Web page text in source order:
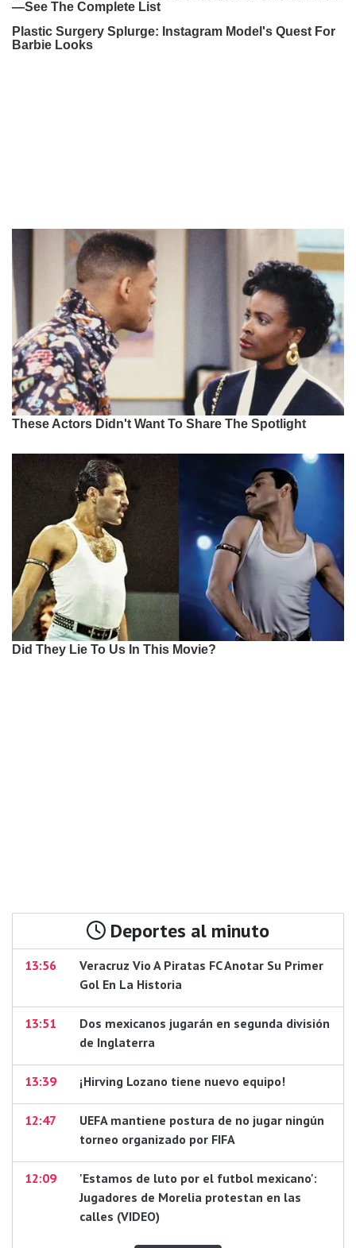
Deportes al minuto
13:56
Veracruz Vio A Piratas FC Anotar Su Primer
Gol En La Historia
13:51
Dos mexicanos jugarán en segunda división
de Inglaterra
13:39 ¡Hirving Lozano tiene nuevo equipo!
12:47
UEFA mantiene postura de no jugar ningún
torneo organizado por FIFA
12:09
'Estamos de luto por el futbol mexicano':
Jugadores de Morelia protestan en las
calles (VIDEO)